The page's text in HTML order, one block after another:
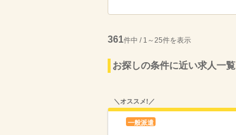
361件中 / 1～25件を表示
お探しの条件に近い求人一覧
＼オススメ!／
一般派遣